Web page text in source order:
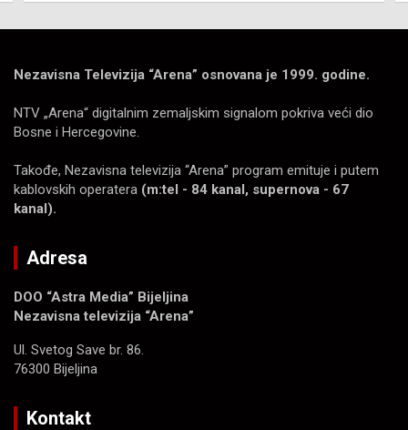
Nezavisna Televizija “Arena” osnovana je 1999. godine.
NTV „Arena“ digitalnim zemaljskim signalom pokriva veći dio
Bosne i Hercegovine.
Takođe, Nezavisna televizija “Arena” program emituje i putem
kablovskih operatera (m:tel - 84 kanal, supernova - 67
kanal).
Adresa
DOO “Astra Media” Bijeljina
Nezavisna televizija “Arena”
Ul. Svetog Save br. 86.
76300 Bijeljina
Kontakt